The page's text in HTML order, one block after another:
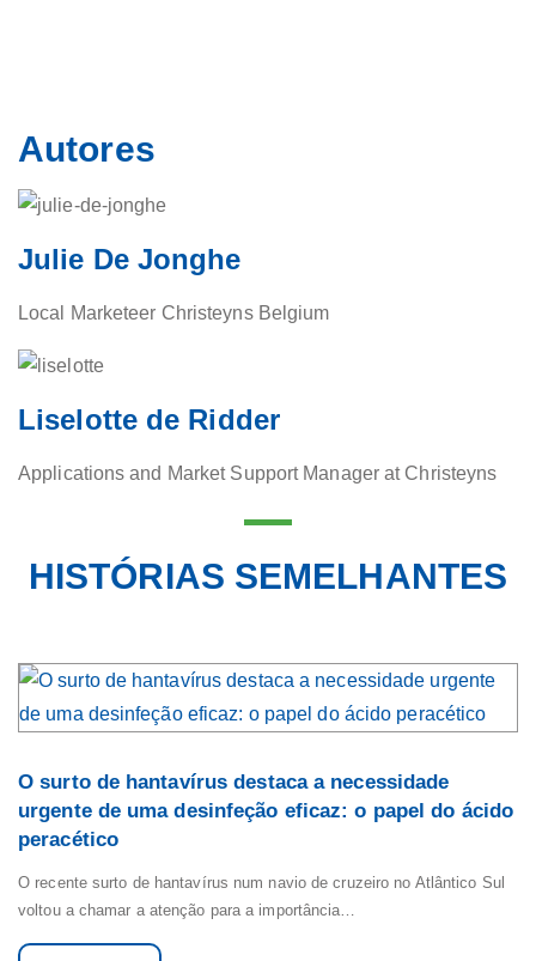
Autores
Julie De Jonghe
Local Marketeer Christeyns Belgium
Liselotte de Ridder
Applications and Market Support Manager at Christeyns
HISTÓRIAS SEMELHANTES
O surto de hantavírus destaca a necessidade
urgente de uma desinfeção eficaz: o papel do ácido
peracético
O recente surto de hantavírus num navio de cruzeiro no Atlântico Sul
voltou a chamar a atenção para a importância…